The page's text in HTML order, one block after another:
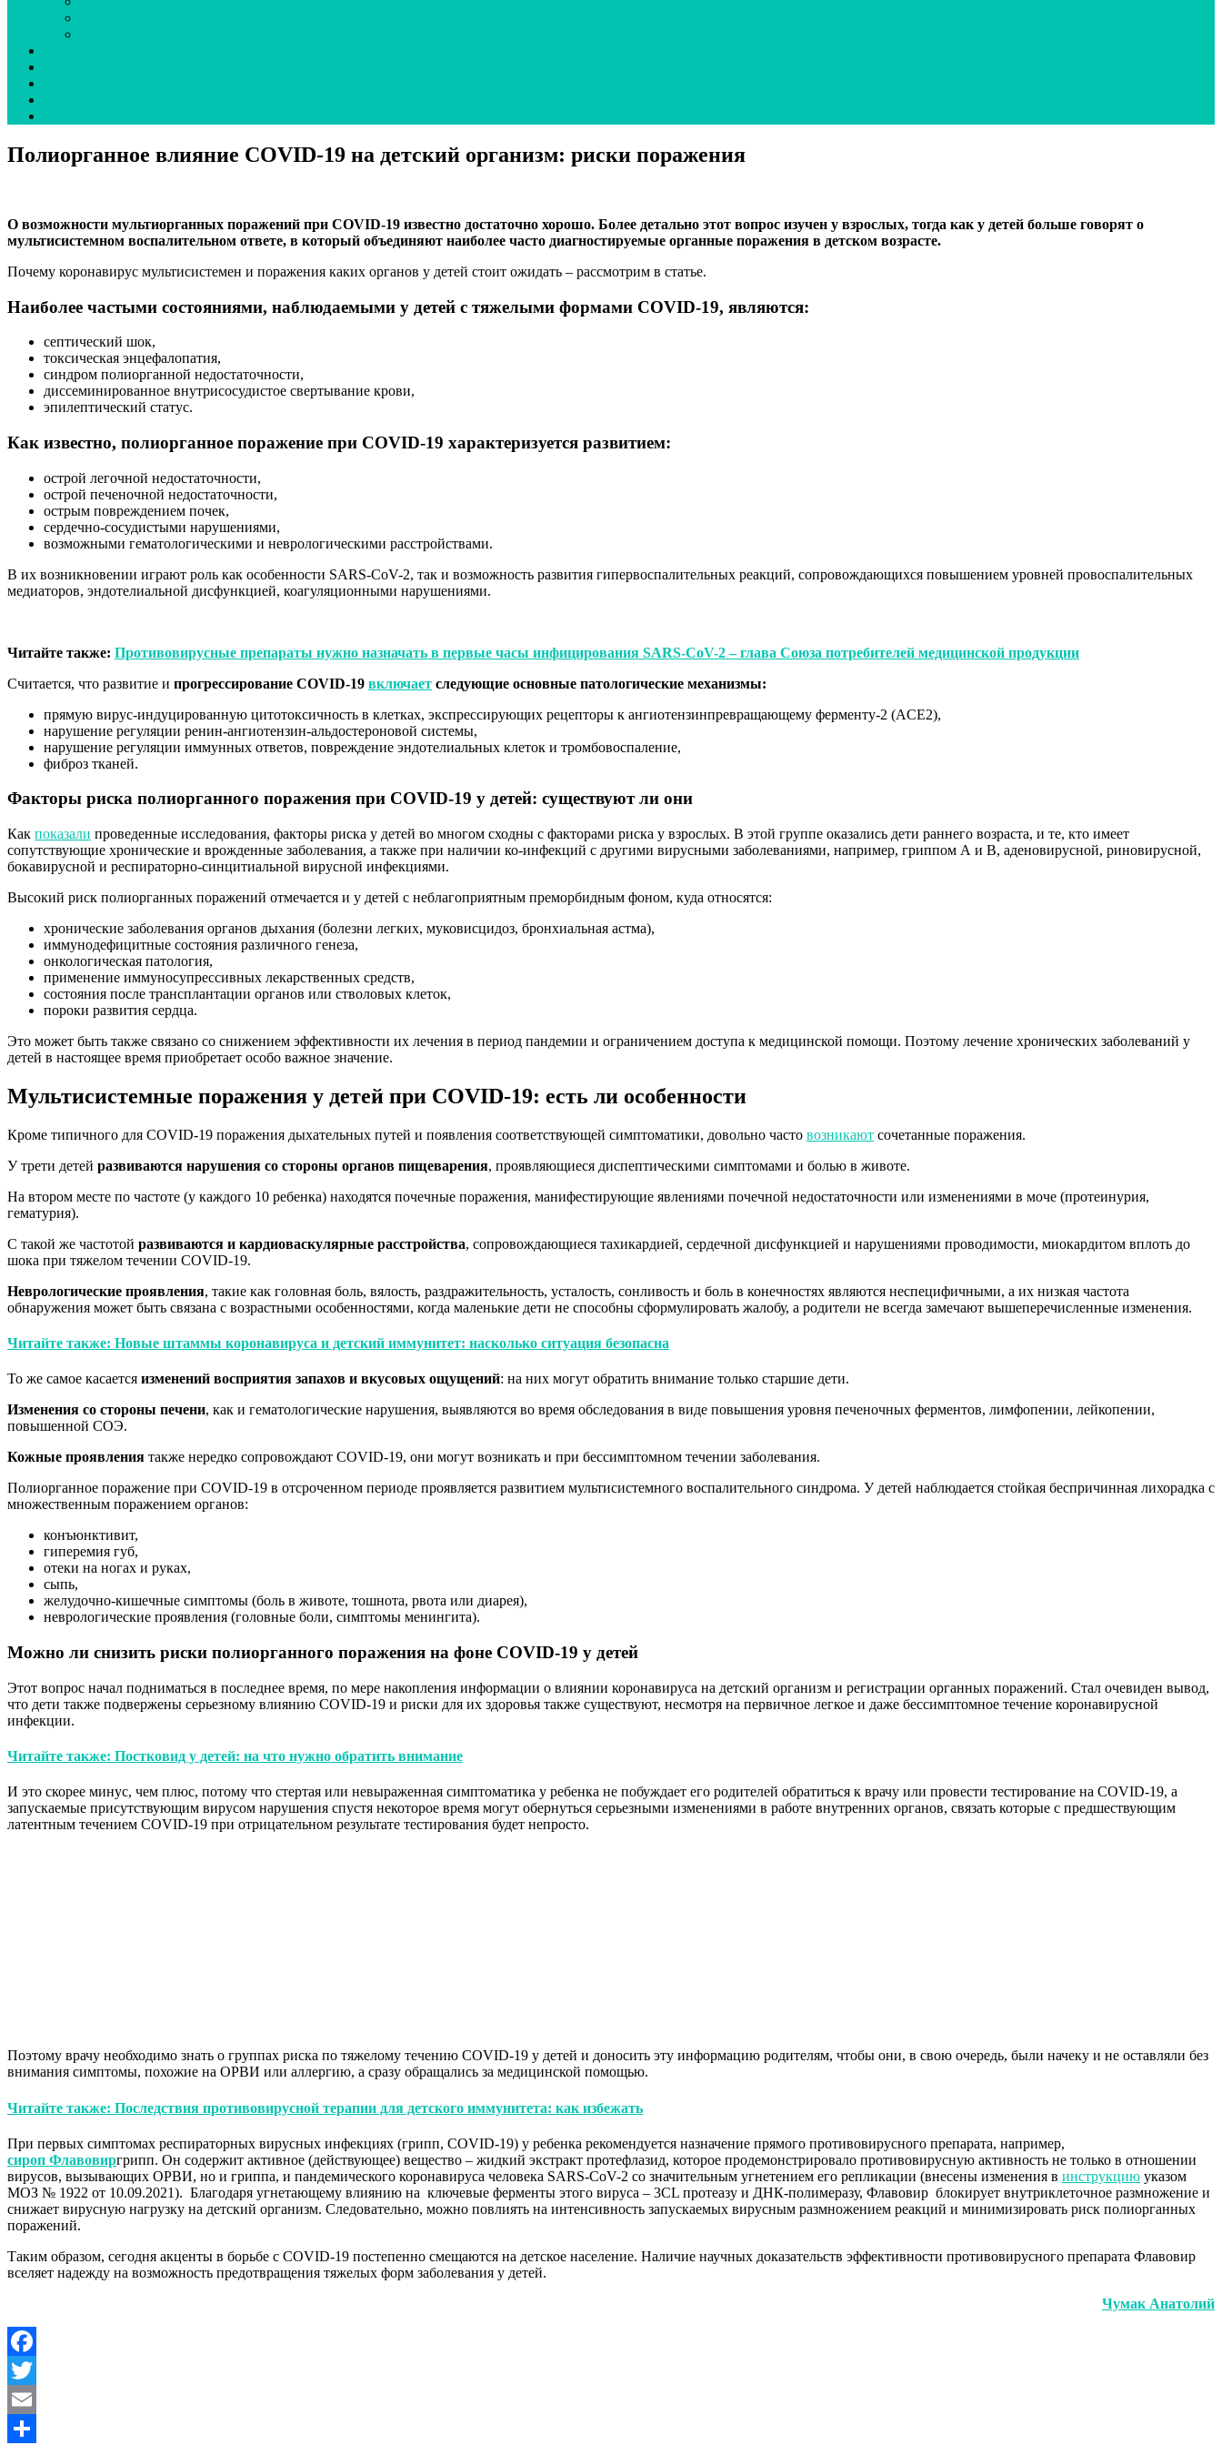
Полиорганное влияние COVID-19 на детский организм: риски поражения
О возможности мультиорганных поражений при COVID-19 известно достаточно хорошо. Более детально этот вопрос изучен у взрослых, тогда как у детей больше говорят о
мультисистемном воспалительном ответе, в который объединяют наиболее часто диагностируемые органные поражения в детском возрасте.
Почему коронавирус мультисистемен и поражения каких органов у детей стоит ожидать – рассмотрим в статье.
Наиболее частыми состояниями, наблюдаемыми у детей с тяжелыми формами COVID-19, являются:
септический шок,
токсическая энцефалопатия,
синдром полиорганной недостаточности,
диссеминированное внутрисосудистое свертывание крови,
эпилептический статус.
Как известно, полиорганное поражение при COVID-19 характеризуется развитием:
острой легочной недостаточности,
острой печеночной недостаточности,
острым повреждением почек,
сердечно-сосудистыми нарушениями,
возможными гематологическими и неврологическими расстройствами.
В их возникновении играют роль как особенности SARS-CoV-2, так и возможность развития гипервоспалительных реакций, сопровождающихся повышением уровней провоспалительных
медиаторов, эндотелиальной дисфункцией, коагуляционными нарушениями.
Читайте также: Противовирусные препараты нужно назначать в первые часы инфицирования SARS-CoV-2 – глава Союза потребителей медицинской продукции
Считается, что развитие и прогрессирование COVID-19 включает следующие основные патологические механизмы:
прямую вирус-индуцированную цитотоксичность в клетках, экспрессирующих рецепторы к ангиотензинпревращающему ферменту-2 (ACE2),
нарушение регуляции ренин-ангиотензин-альдостероновой системы,
нарушение регуляции иммунных ответов, повреждение эндотелиальных клеток и тромбовоспаление,
фиброз тканей.
Факторы риска полиорганного поражения при COVID-19 у детей: существуют ли они
Как показали проведенные исследования, факторы риска у детей во многом сходны с факторами риска у взрослых. В этой группе оказались дети раннего возраста, и те, кто имеет
сопутствующие хронические и врожденные заболевания, а также при наличии ко-инфекций с другими вирусными заболеваниями, например, гриппом А и В, аденовирусной, риновирусной,
бокавирусной и респираторно-синцитиальной вирусной инфекциями.
Высокий риск полиорганных поражений отмечается и у детей с неблагоприятным преморбидным фоном, куда относятся:
хронические заболевания органов дыхания (болезни легких, муковисцидоз, бронхиальная астма),
иммунодефицитные состояния различного генеза,
онкологическая патология,
применение иммуносупрессивных лекарственных средств,
состояния после трансплантации органов или стволовых клеток,
пороки развития сердца.
Это может быть также связано со снижением эффективности их лечения в период пандемии и ограничением доступа к медицинской помощи. Поэтому лечение хронических заболеваний у
детей в настоящее время приобретает особо важное значение.
Мультисистемные поражения у детей при COVID-19: есть ли особенности
Кроме типичного для COVID-19 поражения дыхательных путей и появления соответствующей симптоматики, довольно часто возникают сочетанные поражения.
У трети детей развиваются нарушения со стороны органов пищеварения, проявляющиеся диспептическими симптомами и болью в животе.
На втором месте по частоте (у каждого 10 ребенка) находятся почечные поражения, манифестирующие явлениями почечной недостаточности или изменениями в моче (протеинурия,
гематурия).
С такой же частотой развиваются и кардиоваскулярные расстройства, сопровождающиеся тахикардией, сердечной дисфункцией и нарушениями проводимости, миокардитом вплоть до
шока при тяжелом течении COVID-19.
Неврологические проявления, такие как головная боль, вялость, раздражительность, усталость, сонливость и боль в конечностях являются неспецифичными, а их низкая частота
обнаружения может быть связана с возрастными особенностями, когда маленькие дети не способны сформулировать жалобу, а родители не всегда замечают вышеперечисленные изменения.
Читайте также: Новые штаммы коронавируса и детский иммунитет: насколько ситуация безопасна
То же самое касается изменений восприятия запахов и вкусовых ощущений: на них могут обратить внимание только старшие дети.
Изменения со стороны печени, как и гематологические нарушения, выявляются во время обследования в виде повышения уровня печеночных ферментов, лимфопении, лейкопении,
повышенной СОЭ.
Кожные проявления также нередко сопровождают COVID-19, они могут возникать и при бессимптомном течении заболевания.
Полиорганное поражение при COVID-19 в отсроченном периоде проявляется развитием мультисистемного воспалительного синдрома. У детей наблюдается стойкая беспричинная лихорадка с
множественным поражением органов:
конъюнктивит,
гиперемия губ,
отеки на ногах и руках,
сыпь,
желудочно-кишечные симптомы (боль в животе, тошнота, рвота или диарея),
неврологические проявления (головные боли, симптомы менингита).
Можно ли снизить риски полиорганного поражения на фоне COVID-19 у детей
Этот вопрос начал подниматься в последнее время, по мере накопления информации о влиянии коронавируса на детский организм и регистрации органных поражений. Стал очевиден вывод,
что дети также подвержены серьезному влиянию COVID-19 и риски для их здоровья также существуют, несмотря на первичное легкое и даже бессимптомное течение коронавирусной
инфекции.
Читайте также: Постковид у детей: на что нужно обратить внимание
И это скорее минус, чем плюс, потому что стертая или невыраженная симптоматика у ребенка не побуждает его родителей обратиться к врачу или провести тестирование на COVID-19, а
запускаемые присутствующим вирусом нарушения спустя некоторое время могут обернуться серьезными изменениями в работе внутренних органов, связать которые с предшествующим
латентным течением COVID-19 при отрицательном результате тестирования будет непросто.
Поэтому врачу необходимо знать о группах риска по тяжелому течению COVID-19 у детей и доносить эту информацию родителям, чтобы они, в свою очередь, были начеку и не оставляли без
внимания симптомы, похожие на ОРВИ или аллергию, а сразу обращались за медицинской помощью.
Читайте также: Последствия противовирусной терапии для детского иммунитета: как избежать
При первых симптомах респираторных вирусных инфекциях (грипп, СOVID-19) у ребенка рекомендуется назначение прямого противовирусного препарата, например,
сироп Флавовиргрипп. Он содержит активное (действующее) вещество – жидкий экстракт протефлазид, которое продемонстрировало противовирусную активность не только в отношении
вирусов, вызывающих ОРВИ, но и гриппа, и пандемического коронавируса человека SARS-CoV-2 со значительным угнетением его репликации (внесены изменения в инструкцию указом
МОЗ № 1922 от 10.09.2021). Благодаря угнетающему влиянию на ключевые ферменты этого вируса – 3CL протеазу и ДНК-полимеразу, Флавовир блокирует внутриклеточное размножение и
снижает вирусную нагрузку на детский организм. Следовательно, можно повлиять на интенсивность запускаемых вирусным размножением реакций и минимизировать риск полиорганных
поражений.
Таким образом, сегодня акценты в борьбе с COVID-19 постепенно смещаются на детское население. Наличие научных доказательств эффективности противовирусного препарата Флавовир
вселяет надежду на возможность предотвращения тяжелых форм заболевания у детей.
Чумак Анатолий
Facebook
Twitter
Email